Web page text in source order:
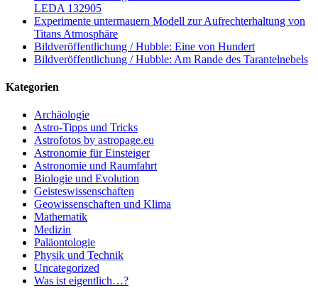
LEDA 132905
Experimente untermauern Modell zur Aufrechterhaltung von
Titans Atmosphäre
Bildveröffentlichung / Hubble: Eine von Hundert
Bildveröffentlichung / Hubble: Am Rande des Tarantelnebels
Kategorien
Archäologie
Astro-Tipps und Tricks
Astrofotos by astropage.eu
Astronomie für Einsteiger
Astronomie und Raumfahrt
Biologie und Evolution
Geisteswissenschaften
Geowissenschaften und Klima
Mathematik
Medizin
Paläontologie
Physik und Technik
Uncategorized
Was ist eigentlich…?